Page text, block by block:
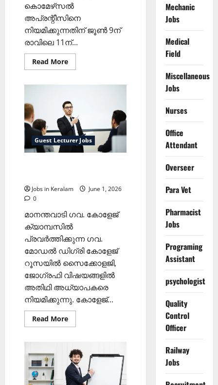
കൊമേഴ്‌സല്‍
അപ്രന്റീസിനെ
നിയമിക്കുന്നതിന് ജൂണ്‍ 9ന്
രാവിലെ 11ന്...
Read MoreRead
more
ഇന്‍-
ഇന്റര്‍വ്യൂ
ജൂണ്‍
9ന്
Guest Lecturer Jobs
Jobs in Keralam
June 1, 2026
0
മാനന്തവാടി ഗവ. കോളേജ്
ക്യാമ്പസില്‍
പ്രവര്‍ത്തിക്കുന്ന ഗവ.
മോഡല്‍ ഡിഗ്രി കോളേജ്
റൂസയില്‍ സൈക്കോളജി,
ജോഗ്രഫി വിഷയങ്ങളില്‍
അതിഥി അധ്യാപകരെ
നിയമിക്കുന്നു. കോളേജ്...
Read MoreRead
more
അതിഥി
അധ്യാപക
ഒഴിവ്
Mechanic
Jobs
Medical
Field
Miscellaneous
Jobs
Nurses
Office
Attendant
Overseer
Para Vet
Pharmacist
Jobs
Programing
Assistant
psychologist
Quality
Control
Officer
Railway
Jobs